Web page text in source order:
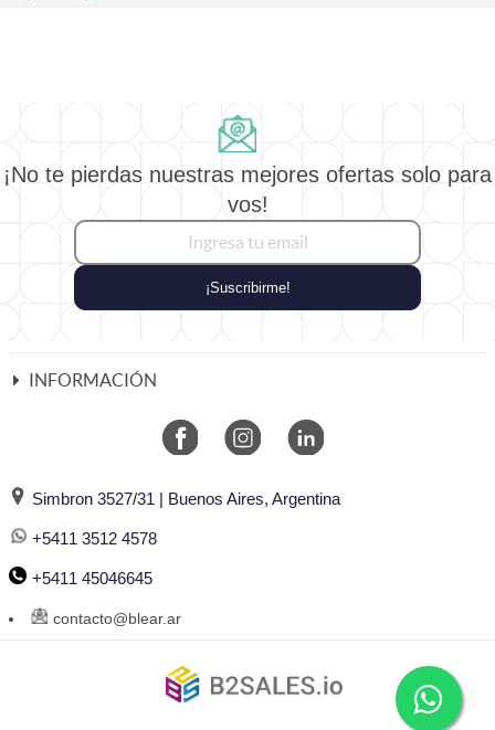
¡No te pierdas nuestras mejores ofertas solo para
vos!
¡Suscribirme!
INFORMACIÓN
Simbron 3527/31 | Buenos Aires, Argentina
+5411 3512 4578
+5411 45046645
contacto@blear.ar